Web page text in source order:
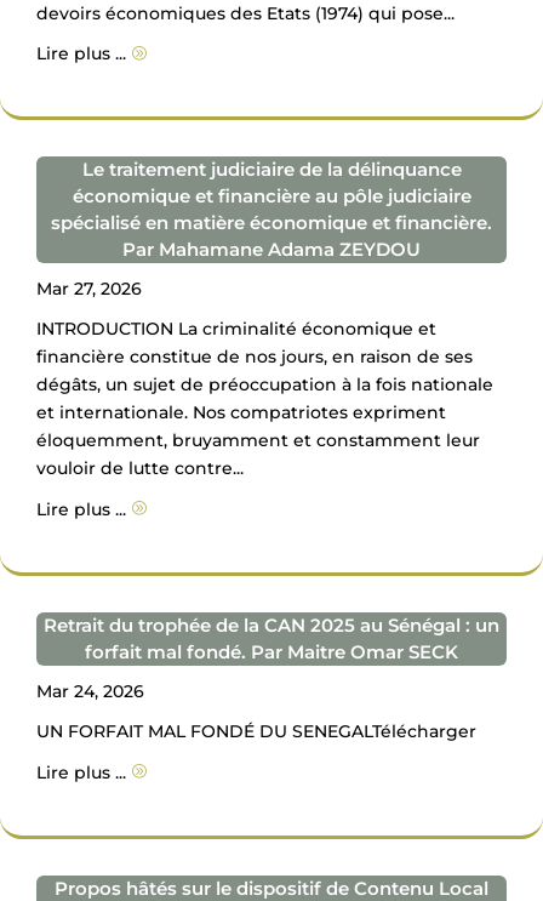
devoirs économiques des Etats (1974) qui pose...
Lire plus ... A
Le traitement judiciaire de la délinquance
économique et financière au pôle judiciaire
spécialisé en matière économique et financière.
Par Mahamane Adama ZEYDOU
Mar 27, 2026
INTRODUCTION La criminalité économique et
financière constitue de nos jours, en raison de ses
dégâts, un sujet de préoccupation à la fois nationale
et internationale. Nos compatriotes expriment
éloquemment, bruyamment et constamment leur
vouloir de lutte contre...
Lire plus ... A
Retrait du trophée de la CAN 2025 au Sénégal : un
forfait mal fondé. Par Maitre Omar SECK
Mar 24, 2026
UN FORFAIT MAL FONDÉ DU SENEGALTélécharger
Lire plus ... A
Propos hâtés sur le dispositif de Contenu Local